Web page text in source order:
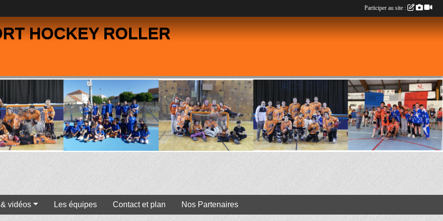
HOCKEY ROLLER
vidéos Les équipes Contact et plan Nos Partenaires
Participer au site :